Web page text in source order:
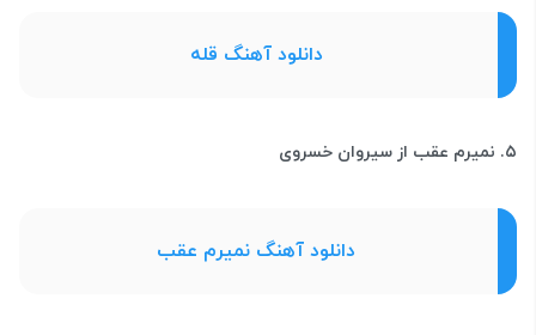
دانلود آهنگ قله
۵. نمیرم عقب از سیروان خسروی
دانلود آهنگ نمیرم عقب